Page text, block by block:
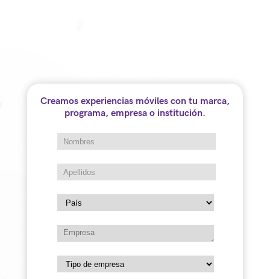
Solo en Colombia, más de 2 millones de
personas sufren de obesidad y sobrepeso,
saben, o simplemente no consideran esto
problemática nace este proyecto donde las
Unidades Móviles se han convertido en el
vehículo para acercar y tocar a miles de
colombianos en todo el país.
Anterior campaña Siguiente campaña
Creamos experiencias móviles con tu marca,
programa, empresa o institución.